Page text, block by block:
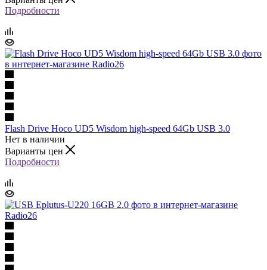
Подробности
Flash Drive Hoco UD5 Wisdom high-speed 64Gb USB 3.0
Нет в наличии
Варианты цен
Подробности